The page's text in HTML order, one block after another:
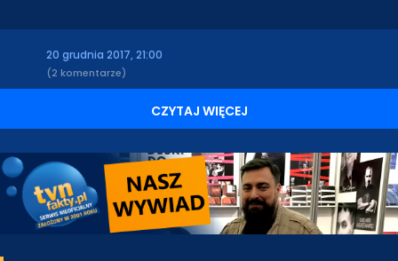
20 grudnia 2017, 21:00
(2 komentarze)
CZYTAJ WIĘCEJ